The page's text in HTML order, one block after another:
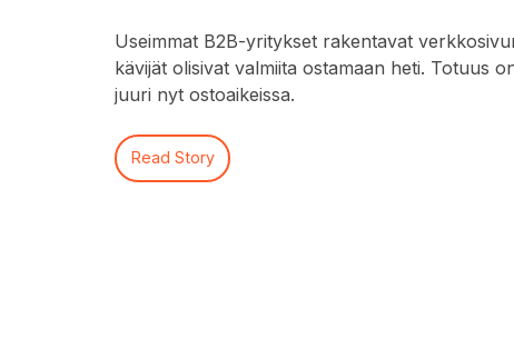
Useimmat B2B-yritykset rakentavat
kävijät olisivat valmiita ostamaan heti. Totuus
juuri nyt ostoaikeissa.
Read Story